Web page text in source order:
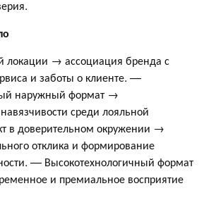
локации → ассоциация бренда с
и заботы о клиенте. —
наружный формат →
среди лояльной
в доверительном окружении →
отклика и формирование
— Высокотехнологичный формат
и премиальное восприятие